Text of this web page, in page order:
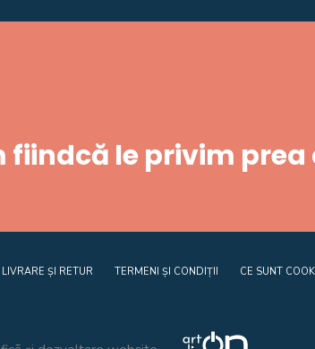
le privim prea
LIVRARE ȘI RETUR TERMENI ȘI CONDIȚII CE SUNT